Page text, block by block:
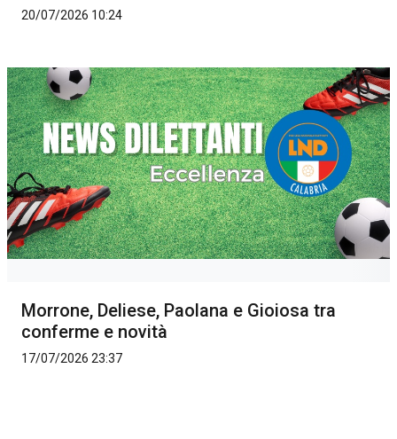
20/07/2026 10:24
Morrone, Deliese, Paolana e Gioiosa tra
conferme e novità
17/07/2026 23:37